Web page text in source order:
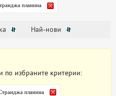
планина
Най-нови
по избраните критерии:
планина